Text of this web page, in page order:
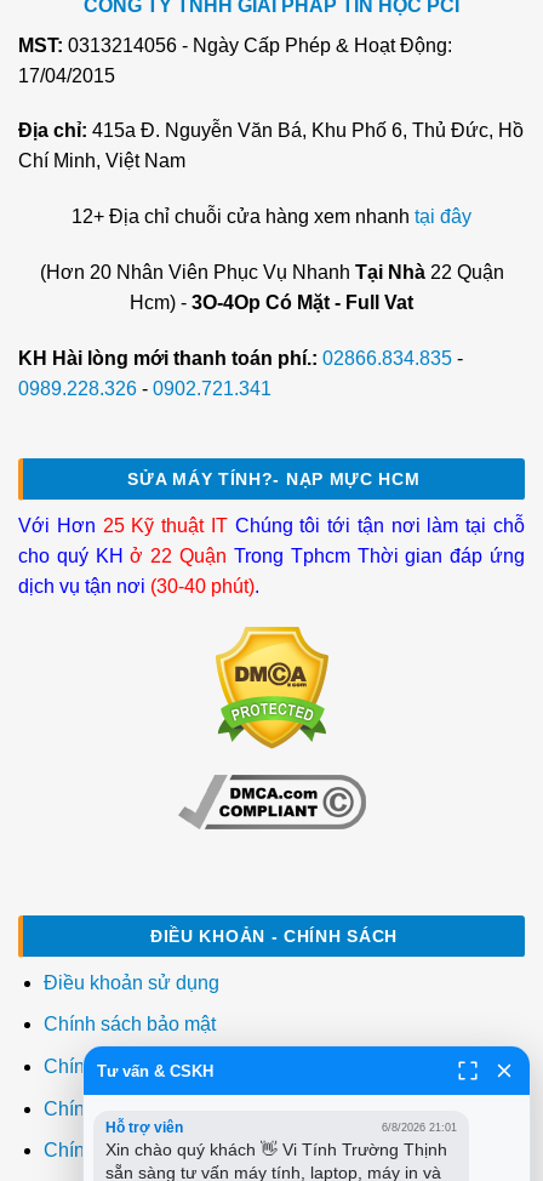
CÔNG TY TNHH GIẢI PHÁP TIN HỌC PCI
MST: 0313214056 - Ngày Cấp Phép & Hoạt Động:
17/04/2015
Địa chỉ: 415a Đ. Nguyễn Văn Bá, Khu Phố 6, Thủ Đức, Hồ
Chí Minh, Việt Nam
12+ Địa chỉ chuỗi cửa hàng xem nhanh tại đây
(Hơn 20 Nhân Viên Phục Vụ Nhanh Tại Nhà22 Quận
Hcm) - 3O-4Op Có Mặt - Full Vat
KH Hài lòng mới thanh toán phí.: 02866.834.835 -
0989.228.326 - 0902.721.341
SỬA MÁY TÍNH?- NẠP MỰC HCM
Với Hơn 25 Kỹ thuật IT Chúng tôi tới tận nơi làm tại chỗ
cho quý KHở 22 Quận Trong Tphcm Thời gian đáp ứng
dịch vụ tận nơi (30-40 phút).
ĐIỀU KHOẢN - CHÍNH SÁCH
Điều khoản sử dụng
Chính sách bảo mật
Chính sách thanh toán
Chính sách giao hàng
Chính sách đổi trả
Tư vấn & CSKH
Hỗ trợ viên 6/8/2026 21:01
Xin chào quý khách 👋 Vi Tính Trường Thịnh
sẵn sàng tư vấn máy tính, laptop, máy in và